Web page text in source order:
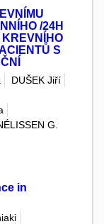
/24H
S
DUŠEK Jiří
G.
in